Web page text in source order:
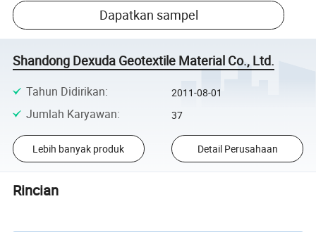
Dapatkan sampel
Shandong Dexuda Geotextile Material Co., Ltd.
Tahun Didirikan: 2011-08-01
Jumlah Karyawan: 37
Lebih banyak produk Detail Perusahaan
Rincian